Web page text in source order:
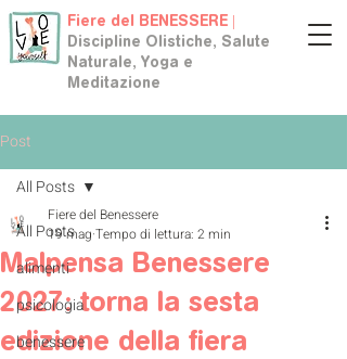
Fiere del BENESSERE |
Discipline Olistiche, Salute
Naturale, Yoga e
Meditazione
Post
All Posts
alimenti
psicologia
benessere
All Posts
Malpensa Benessere
2027: torna la sesta
edizione della fiera
Fiere del Benessere
19 mag Tempo di lettura: 2 min